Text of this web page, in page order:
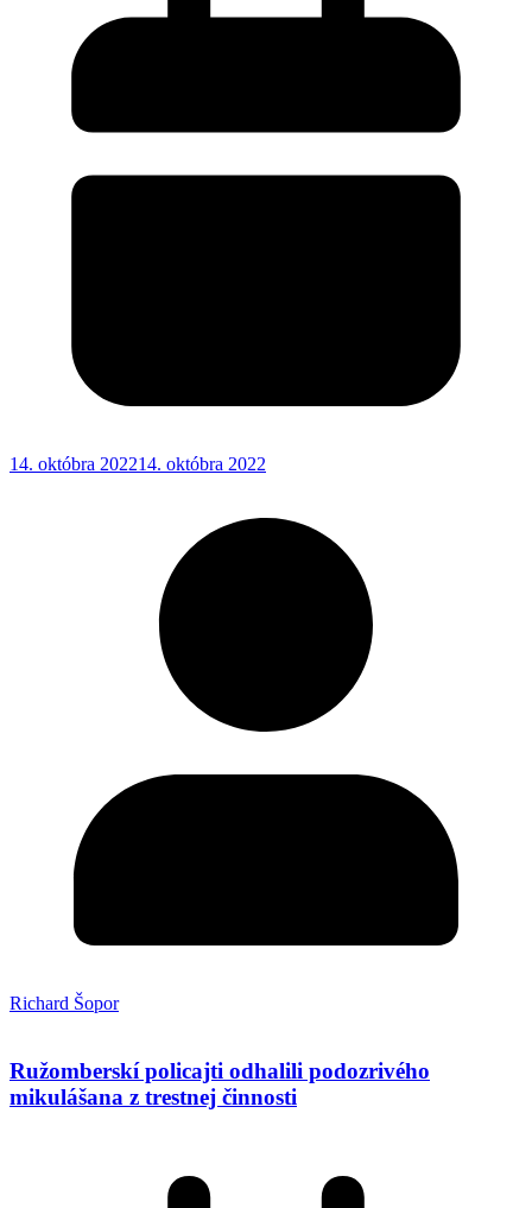
14. októbra 202214. októbra 2022
Richard Šopor
Ružomberskí policajti odhalili podozrivého
mikulášana z trestnej činnosti